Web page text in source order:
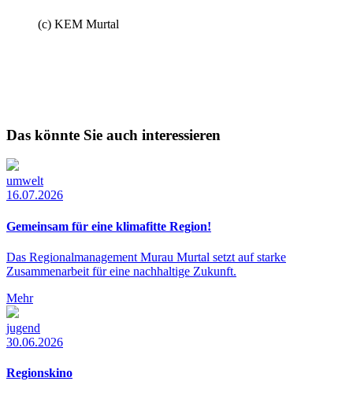
(c) KEM Murtal
Das könnte Sie auch interessieren
umwelt
16.07.2026
Gemeinsam für eine klimafitte Region!
Das Regionalmanagement Murau Murtal setzt auf starke
Zusammenarbeit für eine nachhaltige Zukunft.
Mehr
jugend
30.06.2026
Regionskino